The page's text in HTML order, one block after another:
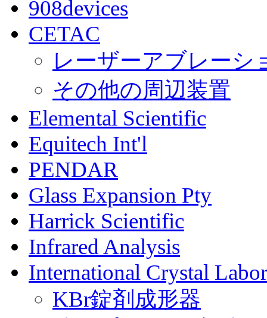
908devices
CETAC
レーザーアブレーシ
その他の周辺装置
Elemental Scientific
Equitech Int'l
PENDAR
Glass Expansion Pty
Harrick Scientific
Infrared Analysis
International Crystal
KBr錠剤成形器